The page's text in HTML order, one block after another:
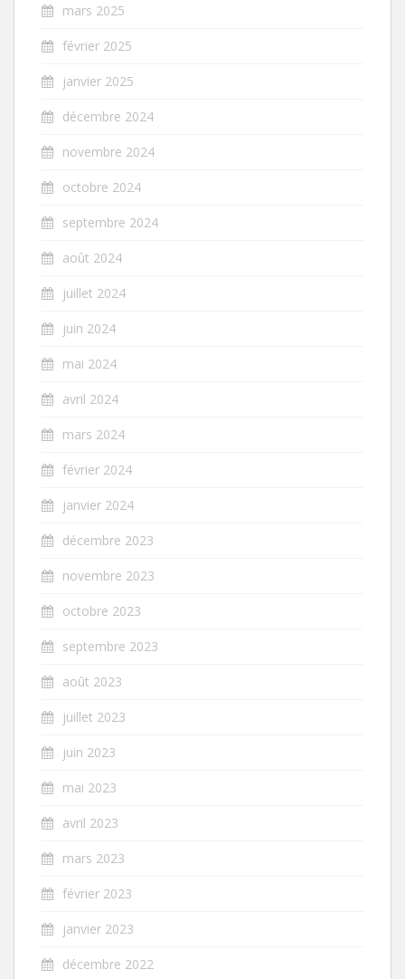
mars 2025
février 2025
janvier 2025
décembre 2024
novembre 2024
octobre 2024
septembre 2024
août 2024
juillet 2024
juin 2024
mai 2024
avril 2024
mars 2024
février 2024
janvier 2024
décembre 2023
novembre 2023
octobre 2023
septembre 2023
août 2023
juillet 2023
juin 2023
mai 2023
avril 2023
mars 2023
février 2023
janvier 2023
décembre 2022